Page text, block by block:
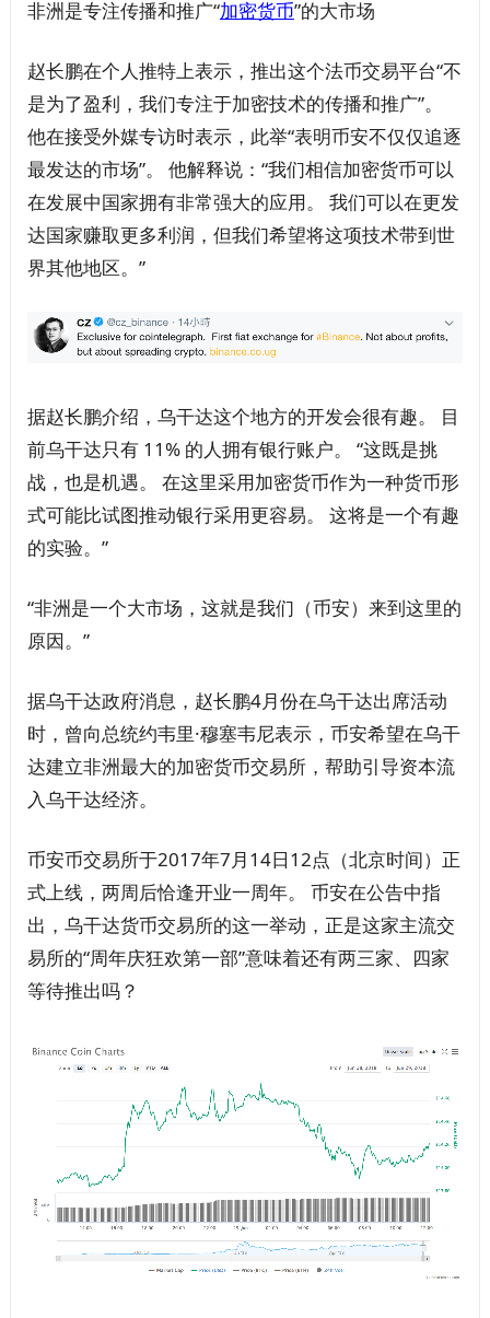
非洲是专注传播和推广“加密货币”的大市场
赵长鹏在个人推特上表示，推出这个法币交易平台“不
是为了盈利，我们专注于加密技术的传播和推广”。
他在接受外媒专访时表示，此举“表明币安不仅仅追逐
最发达的市场”。 他解释说：“我们相信加密货币可以
在发展中国家拥有非常强大的应用。 我们可以在更发
达国家赚取更多利润，但我们希望将这项技术带到世
界其他地区。”
据赵长鹏介绍，乌干达这个地方的开发会很有趣。 目
前乌干达只有 11% 的人拥有银行账户。 “这既是挑
战，也是机遇。 在这里采用加密货币作为一种货币形
式可能比试图推动银行采用更容易。 这将是一个有趣
的实验。”
“非洲是一个大市场，这就是我们（币安）来到这里的
原因。”
据乌干达政府消息，赵长鹏4月份在乌干达出席活动
时，曾向总统约韦里·穆塞韦尼表示，币安希望在乌干
达建立非洲最大的加密货币交易所，帮助引导资本流
入乌干达经济。
币安币交易所于2017年7月14日12点（北京时间）正
式上线，两周后恰逢开业一周年。 币安在公告中指
出，乌干达货币交易所的这一举动，正是这家主流交
易所的“周年庆狂欢第一部”意味着还有两三家、四家
等待推出吗？